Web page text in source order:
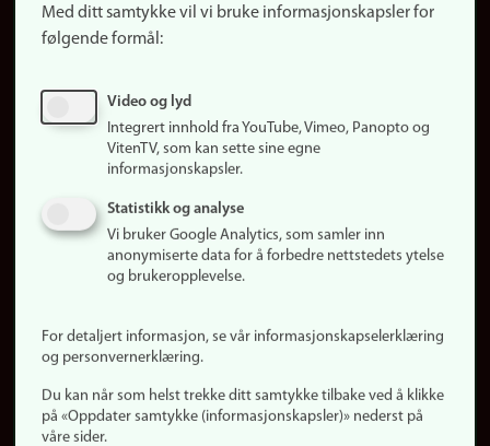
Finn studier
Ledige stillinger
Om nettstedet
Informasjonskapsler
Personvern
Logg inn
Med ditt samtykke vil vi bruke informasjonskapsler for
følgende formål:
Video og lyd
Integrert innhold fra YouTube, Vimeo, Panopto og
VitenTV, som kan sette sine egne
informasjonskapsler.
Statistikk og analyse
Vi bruker Google Analytics, som samler inn
anonymiserte data for å forbedre nettstedets ytelse
og brukeropplevelse.
For detaljert informasjon, se vår informasjonskapselerklæring
og personvernerklæring.
Du kan når som helst trekke ditt samtykke tilbake ved å klikke
på «Oppdater samtykke (informasjonskapsler)» nederst på
våre sider.